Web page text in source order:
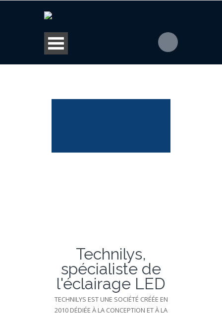
Technilys,
spécialiste de
l'éclairage LED
TECHNILYS EST UNE SOCIÉTÉ CRÉÉE EN
2010 DÉDIÉE À LA CONCEPTION ET À LA